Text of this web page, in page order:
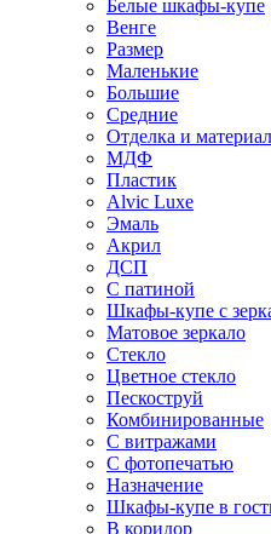
Белые шкафы-купе
Венге
Размер
Маленькие
Большие
Средние
Отделка и материал
МДФ
Пластик
Alvic Luxe
Эмаль
Акрил
ДСП
С патиной
Шкафы-купе с
Матовое зеркало
Стекло
Цветное стекло
Пескоструй
Комбинированные
С витражами
С фотопечатью
Назначение
Шкафы-купе в
В коридор